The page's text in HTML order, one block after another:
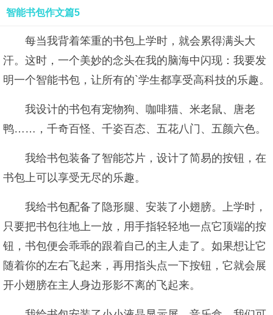
智能书包作文篇5
每当我背着笨重的书包上学时，就会累得满头大
汗。这时，一个美妙的念头在我的脑海中闪现：我要发
明一个智能书包，让所有的`学生都享受高科技的乐趣。
我设计的书包有宠物狗、咖啡猫、米老鼠、唐老
鸭……，千奇百怪、千姿百态、五花八门、五颜六色。
我给书包装备了智能芯片，设计了简易的按钮，在
书包上可以享受无尽的乐趣。
我给书包配备了隐形腿、安装了小翅膀。上学时，
只要把书包往地上一放，用手指轻轻地一点它顶端的按
钮，书包便会乖乖的跟着自己的主人走了。如果想让它
随着你的左右飞起来，再用指头点一下按钮，它就会展
开小翅膀在主人身边形影不离的飞起来。